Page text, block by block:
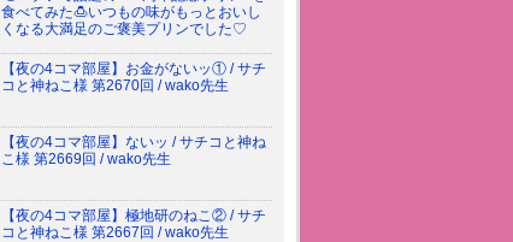
食べてみた🍮いつもの味がもっとおいし
くなる大満足のご褒美プリンでした♡
【夜の4コマ部屋】お金がないッ① / サチ
コと神ねこ様 第2670回 / wako先生
【夜の4コマ部屋】ないッ / サチコと神ね
こ様 第2669回 / wako先生
【夜の4コマ部屋】極地研のねこ② / サチ
コと神ねこ様 第2667回 / wako先生